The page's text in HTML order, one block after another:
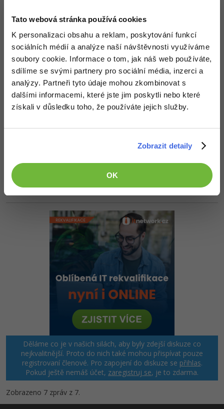
Tato webová stránka používá cookies
K personalizaci obsahu a reklam, poskytování funkcí
sociálních médií a analýze naší návštěvnosti využíváme
soubory cookie. Informace o tom, jak náš web používáte,
sdílíme se svými partnery pro sociální média, inzerci a
analýzy. Partneři tyto údaje mohou zkombinovat s
dalšími informacemi, které jste jim poskytli nebo které
získali v důsledku toho, že používáte jejich služby.
Zobrazit detaily
OK
WordPress
SEO -30%
UX
Business
Kryptoměny
Google Dokumenty
Time management
Windows
Kybernetická bezpečnost
Elektronický podpis
Fórum
Adobe Lightroom -30%
Adobe XD -15%
Adobe InDesign -25%
Adobe After Effects
Blender
-80%
Video
Ostatní
Fórum
Má pořád zájem o tutoriály? Můžu sem něco napsat
Nahoru Odpovědět
Odpovídá na Michael Olšavský
Honza Bittner :
jistě
... jestli umíš jQuery tak by bylo dobré udělat na něj
nějaké pokročilejší věci
Nahoru Odpovědět
Děláme co je v našich silách, aby byly zdejší diskuze co
nejkvalitnější. Proto do nich také mohou přispívat pouze
registrovaní členové. Pro zapojení do diskuze se přihlas.
Pokud ještě nemáš účet, zaregistruj se, je to zdarma.
Zobrazeno 7 zpráv z 7.